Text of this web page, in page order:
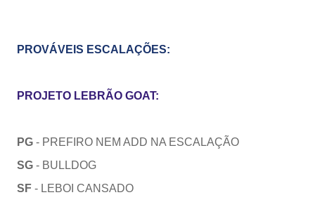
PROVÁVEIS ESCALAÇÕES:
PROJETO LEBRÃO GOAT:
PG - PREFIRO NEM ADD NA ESCALAÇÃO
SG - BULLDOG
SF - LEBOI CANSADO